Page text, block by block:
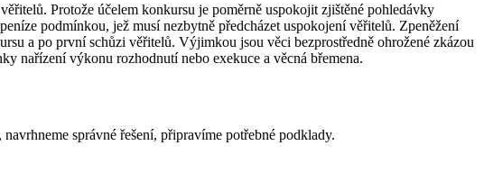
Protože účelem konkursu je poměrně uspokojit zjištěné pohledávky
podmínkou, jež musí nezbytně předcházet uspokojení věřitelů. Zpeněžení
a po první schůzi věřitelů. Výjimkou jsou věci bezprostředně ohrožené zkázou
nařízení výkonu rozhodnutí nebo exekuce a věcná břemena.
správné řešení, připravíme potřebné podklady.